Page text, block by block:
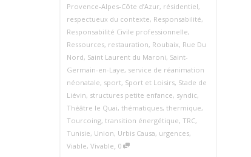
Provence‑Alpes‑Côte d’Azur, résidentiel,
respectueux du contexte, Responsabilité,
Responsabilité Civile professionnelle,
Ressources, restauration, Roubaix, Rue Du
Nord, Saint Laurent du Maroni, Saint-
Germain-en-Laye, service de réanimation
néonatale, sport, Sport et Loisirs, Stade de
Liévin, structures petite enfance, syndic,
Théâtre le Quai, thématiques, thermique,
Tourcoing, transition énergétique, TRC,
Tunisie, Union, Urbis Causa, urgences,
Viable, Vivable, 0